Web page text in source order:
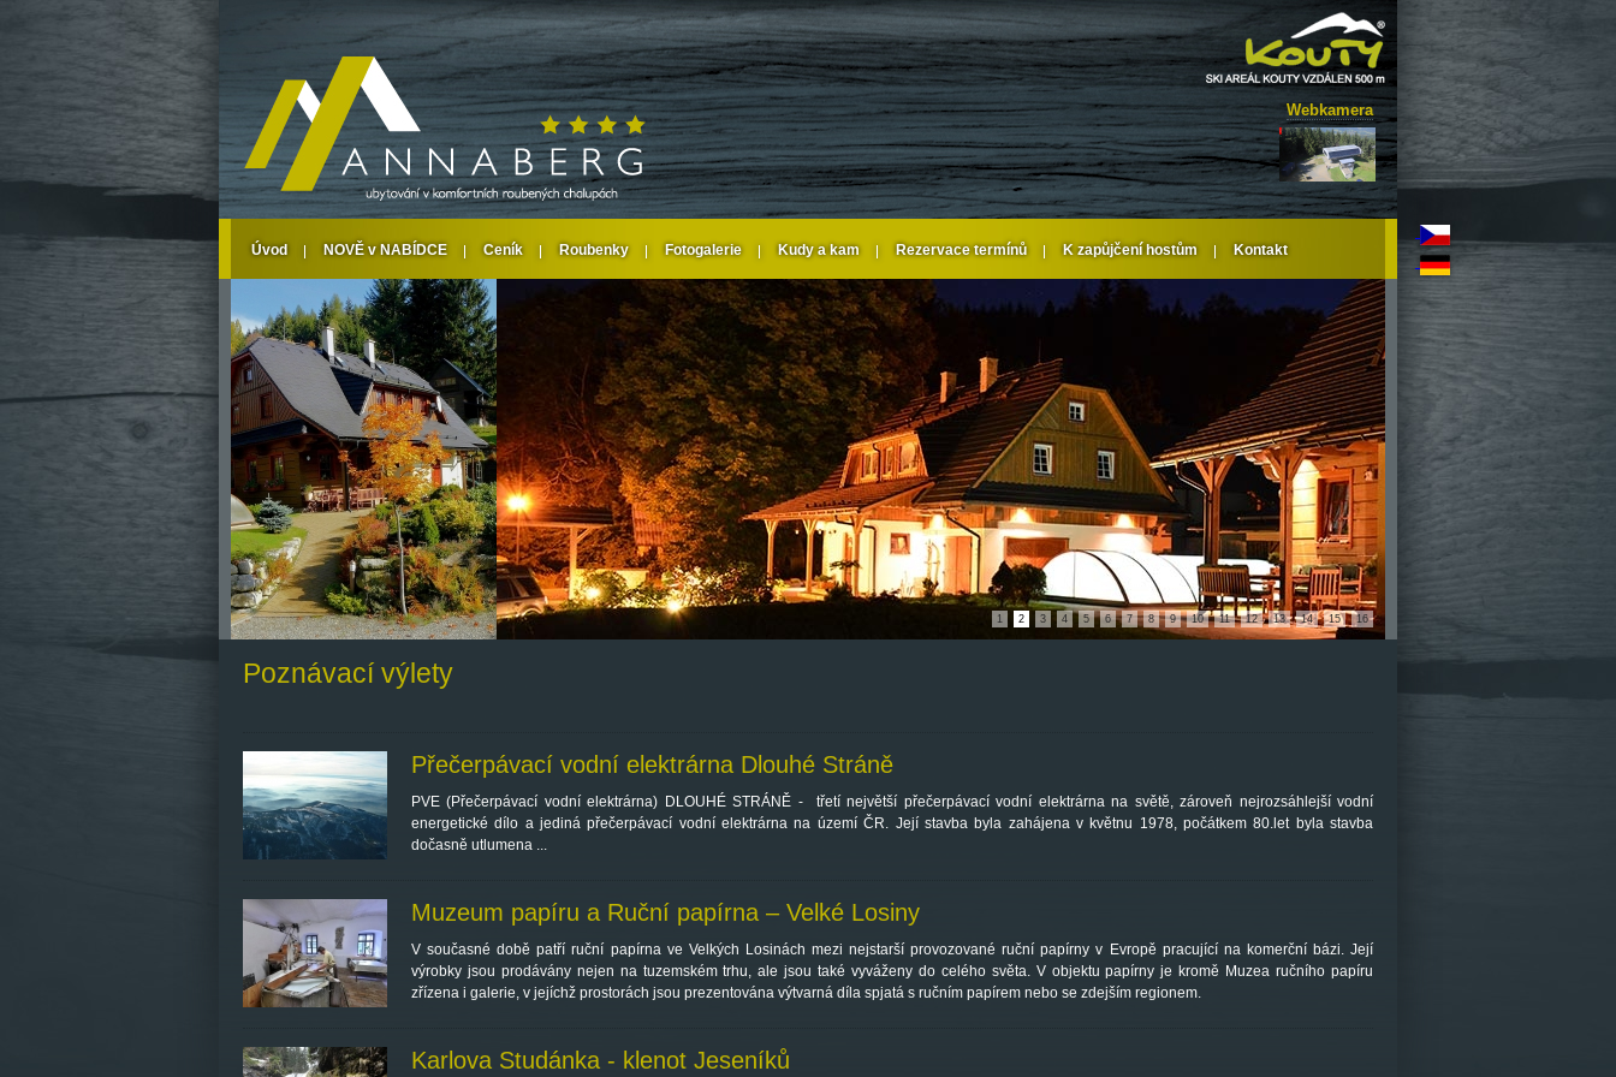
Webkamera
Úvod NOVĚ v NABÍDCE Ceník Roubenky Fotogalerie Kudy a kam Rezervace termínů K zapůjčení hostům Kontakt
1 2 3 4 5 6 7 8 9 10 11 12 13 14 15 16
Poznávací výlety
Přečerpávací vodní elektrárna Dlouhé Stráně
PVE (Přečerpávací vodní elektrárna) DLOUHÉ STRÁNĚ - třetí největší přečerpávací vodní elektrárna na světě, zároveň nejrozsáhlejší vodní
energetické dílo a jediná přečerpávací vodní elektrárna na území ČR. Její stavba byla zahájena v květnu 1978, počátkem 80.let byla stavba
dočasně utlumena ...
Muzeum papíru a Ruční papírna – Velké Losiny
V současné době patří ruční papírna ve Velkých Losinách mezi nejstarší provozované ruční papírny v Evropě pracující na komerční bázi. Její
výrobky jsou prodávány nejen na tuzemském trhu, ale jsou také vyváženy do celého světa. V objektu papírny je kromě Muzea ručního papíru
zřízena i galerie, v jejíchž prostorách jsou prezentována výtvarná díla spjatá s ručním papírem nebo se zdejším regionem.
Karlova Studánka - klenot Jeseníků